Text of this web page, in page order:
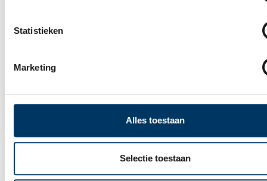
Statistieken
Marketing
Alles toestaan
Selectie toestaan
onze locatie op de Kanaalstraat 60 in Lisse, in het
Dinsdag
9:00 t/m 17:00